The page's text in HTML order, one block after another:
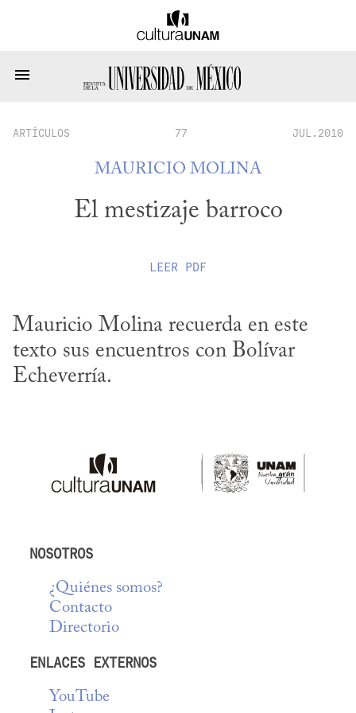
ARTÍCULOS 77 JUL.2010
MAURICIO MOLINA
El mestizaje barroco
LEER PDF
Mauricio Molina recuerda en este
texto sus encuentros con Bolívar
Echeverría.
NOSOTROS
¿Quiénes somos?
Contacto
Directorio
ENLACES EXTERNOS
YouTube